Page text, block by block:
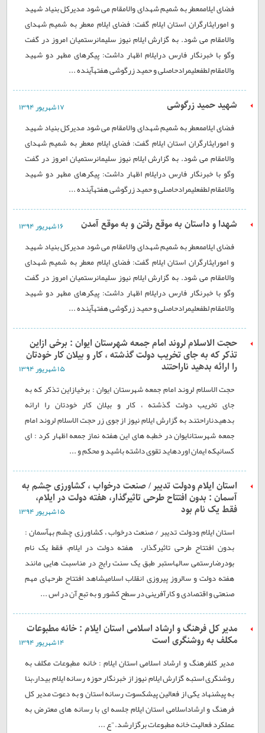
فضای ايلاممعطر به شميم شهدای والامقام می شود مديرکل بنياد شهيد
و امورايثارگران استان ايلام گفت: فضای ايلام معطر به شميم شهدای
والامقام می شود. به گزارش ایلام نیوز سليمانرستميان امروز در گفت
وگو با خبرنگار فارس درایلام اظهار داشت: پيکرهای مطهر دو شهيد
والامقام لطفعلیمرادحاصلی و حميد زرگوشی هفتهآینده ...
شهید حمید زرگوشی ۱۷ شهريور ۱۳۹۴
فضای ايلاممعطر به شميم شهدای والامقام می شود مديرکل بنياد شهيد
و امورايثارگران استان ايلام گفت: فضای ايلام معطر به شميم شهدای
والامقام می شود. به گزارش ایلام نیوز سليمانرستميان امروز در گفت
وگو با خبرنگار فارس درایلام اظهار داشت: پيکرهای مطهر دو شهيد
والامقام لطفعلیمرادحاصلی و حميد زرگوشی هفتهآینده ...
شهدا و داستان به موقع رفتن و به موقع آمدن ۱۶ شهريور ۱۳۹۴
فضای ايلاممعطر به شميم شهدای والامقام می شود مديرکل بنياد شهيد
و امورايثارگران استان ايلام گفت: فضای ايلام معطر به شميم شهدای
والامقام می شود. به گزارش ایلام نیوز سليمانرستميان امروز در گفت
وگو با خبرنگار فارس درایلام اظهار داشت: پيکرهای مطهر دو شهيد
والامقام لطفعلیمرادحاصلی و حميد زرگوشی هفتهآینده ...
حجت الاسلام لروند امام جمعه شهرستان ایوان : برخی ازاین
تذکر که به جای تخریب دولت گذشته ، کار و بیلان کار خودتان
را ارائه بدهید ناراحتند ۱۵ شهريور ۱۳۹۴
حجت الاسلام لروند امام جمعه شهرستان ایوان : برخیازاین تذکر که به
جای تخریب دولت گذشته ، کار و بیلان کار خودتان را ارائه
بدهیدناراحتند به گزارش ایلام نیوز از جوی زر حجت الاسلام لروند امام
جمعه شهرستانایوان در خطبه های این هفته نماز جمعه اظهار کرد : ای
کسانیکه ایمان اوردهاید تقوی داشته باشید و محکم و ...
استان ایلام ودولت تدیبر / صنعت درخواب ، کشاورزی چشم به
آسمان : بدون افتتاح طرحی تاثیرگذار، هفته دولت در ایلام،
فقط یک نام بود ۱۵ شهريور ۱۳۹۴
استان ایلام ودولت تدیبر / صنعت درخواب ، کشاورزی چشم بهآسمان :
بدون افتتاح طرحی تاثیرگذار، هفته دولت در ایلام، فقط یک نام
بودرضارستمی سالهاستبر طبق یک سنت رایج در مناسبت هایی مانند
هفته دولت و سالروز پیروزی انقلاب اسلامیشاهد افتتاح طرحهای مهم
صنعتی و اقتصادی و کارآفرینی در سطح کشور و به تبع آن در اس ...
مدیر کل فرهنگ و ارشاد اسلامی استان ایلام : خانه مطبوعات
مکلف به روشنگری است ۱۴ شهريور ۱۳۹۴
مدیر کلفرهنگ و ارشاد اسلامی استان ایلام : خانه مطبوعات مکلف به
روشنگری استبه گزارش ایلام نیوز از خبرنگار حوزه رسانه ایلام بیدار،بنا
به پیشنهاد یکی از فعالین پیشکسوت رسانه استان و به دعوت مدیر کل
فرهنگ و ارشاداسلامی استان ایلام جلسه ای با رسانه های معترض به
عملکرد فعالیت خانه مطبوعات برگزارشد."ع ...